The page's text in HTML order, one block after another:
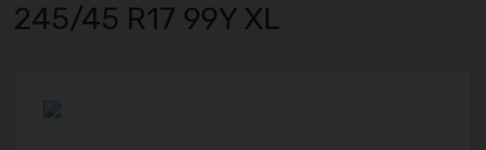
245/45 R17 99Y XL